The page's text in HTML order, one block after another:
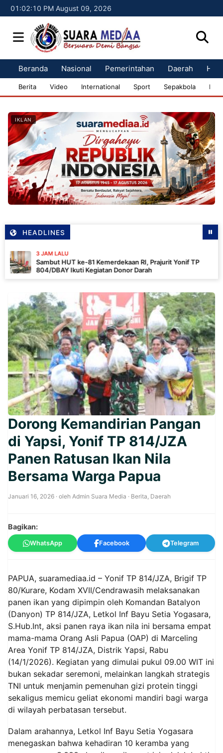
01:02:11 PM August 09, 2026
Beranda Nasional Pemerintahan Daerah
Berita Video International Sport Sepakbola
IKLAN
HEADLINES
JAM LALU
HUT ke-81 Kemerdekaan RI, Prajurit Yonif TP
DBAY Ikuti Kegiatan Donor Darah
Dorong Kemandirian Pangan
di Yapsi, Yonif TP 814/JZA
Panen Ratusan Ikan Nila
Bersama Warga Papua
Januari 16, 2026 · oleh Admin Suara Media · Berita, Daerah
Bagikan:
WhatsApp Facebook Telegram
PAPUA, suaramediaa.id – Yonif TP 814/JZA, Brigif TP
80/Kurare, Kodam XVII/Cendrawasih melaksanakan
panen ikan yang dipimpin oleh Komandan Batalyon
(Danyon) TP 814/JZA, Letkol Inf Bayu Setia Yogasara,
S.Hub.Int, aksi panen raya ikan nila ini bersama empat
mama-mama Orang Asli Papua (OAP) di Marceling
Area Yonif TP 814/JZA, Distrik Yapsi, Rabu
(14/1/2026). Kegiatan yang dimulai pukul 09.00 WIT ini
bukan sekadar seremoni, melainkan langkah strategis
TNI untuk menjamin pemenuhan gizi protein tinggi
sekaligus memicu geliat ekonomi mandiri bagi warga
di wilayah perbatasan tersebut.
Dalam arahannya, Letkol Inf Bayu Setia Yogasara
menegaskan bahwa kehadiran 10 keramba yang